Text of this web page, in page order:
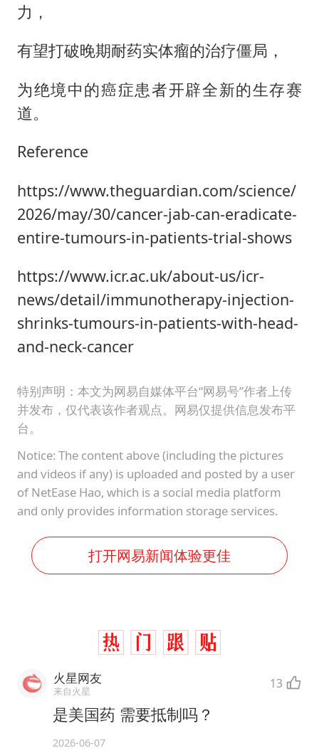
力，
有望打破晚期耐药实体瘤的治疗僵局，
为绝境中的癌症患者开辟全新的生存赛
道。
Reference
https://www.theguardian.com/science/
2026/may/30/cancer-jab-can-eradicate-
entire-tumours-in-patients-trial-shows
https://www.icr.ac.uk/about-us/icr-
news/detail/immunotherapy-injection-
shrinks-tumours-in-patients-with-head-
and-neck-cancer
特别声明：本文为网易自媒体平台“网易号”作者上传
并发布，仅代表该作者观点。网易仅提供信息发布平
台。
Notice: The content above (including the pictures
and videos if any) is uploaded and posted by a user
of NetEase Hao, which is a social media platform
and only provides information storage services.
打开网易新闻体验更佳
火星网友
来自火星 13
是美国药 需要抵制吗？
2026-06-07